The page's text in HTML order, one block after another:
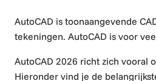
AutoCAD is toonaangevende
tekeningen. AutoCAD is voor
AutoCAD 2026 richt zich vooral
Hieronder vind je de